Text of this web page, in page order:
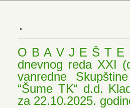
O B A V J E Š T E
dnevnog reda XXI
vanredne
“Šume TK“ d.d.
za 22.10.2025.